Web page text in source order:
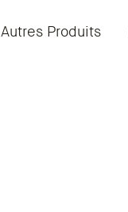
Autres Produits